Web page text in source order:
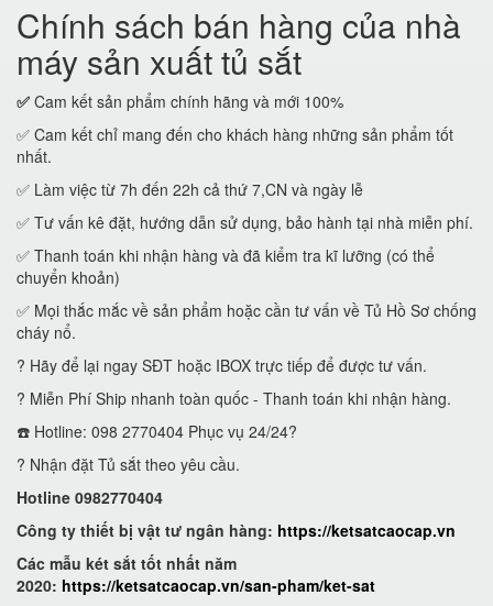
Chính sách bán hàng của nhà
máy sản xuất tủ sắt
✅ Cam kết sản phẩm chính hãng và mới 100%
✅ Cam kết chỉ mang đến cho khách hàng những sản phẩm tốt
nhất.
✅ Làm việc từ 7h đến 22h cả thứ 7,CN và ngày lễ
✅ Tư vấn kê đặt, hướng dẫn sử dụng, bảo hành tại nhà miễn phí.
✅ Thanh toán khi nhận hàng và đã kiểm tra kĩ lưỡng (có thể
chuyển khoản)
✅ Mọi thắc mắc về sản phẩm hoặc cần tư vấn về Tủ Hồ Sơ chống
cháy nổ.
? Hãy để lại ngay SĐT hoặc IBOX trực tiếp để được tư vấn.
? Miễn Phí Ship nhanh toàn quốc - Thanh toán khi nhận hàng.
☎️ Hotline: 098 2770404 Phục vụ 24/24?
? Nhận đặt Tủ sắt theo yêu cầu.
Hotline 0982770404
Công ty thiết bị vật tư ngân hàng: https://ketsatcaocap.vn
Các mẫu két sắt tốt nhất năm
2020: https://ketsatcaocap.vn/san-pham/ket-sat